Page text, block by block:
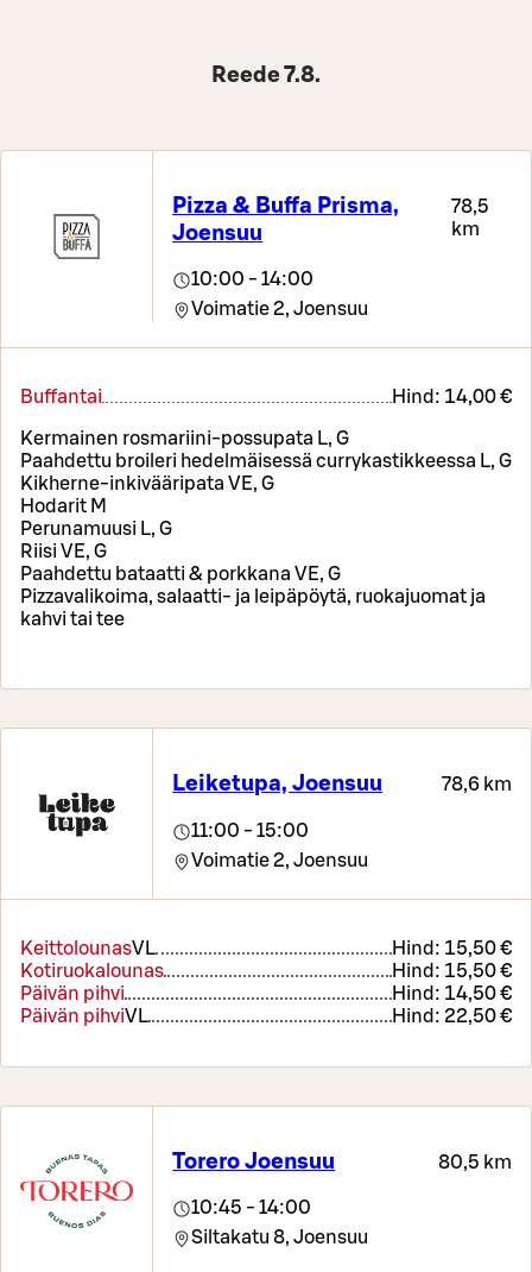
Reede 7.8.
Pizza & Buffa Prisma,
Joensuu
78,5
km
10:00 - 14:00
Voimatie 2, Joensuu
Buffantai Hind: 14,00 €
Kermainen rosmariini-possupata L, G
Paahdettu broileri hedelmäisessä currykastikkeessa L, G
Kikherne-inkivääripata VE, G
Hodarit M
Perunamuusi L, G
Riisi VE, G
Paahdettu bataatti & porkkana VE, G
Pizzavalikoima, salaatti- ja leipäpöytä, ruokajuomat ja
kahvi tai tee
Leiketupa, Joensuu 78,6 km
11:00 - 15:00
Voimatie 2, Joensuu
KeittolounasVL Hind: 15,50 €
Kotiruokalounas
Hind: 15,50 €
Päivän pihvi
Hind: 14,50 €
Päivän pihviVL Hind: 22,50 €
Torero Joensuu 80,5 km
10:45 - 14:00
Siltakatu 8, Joensuu